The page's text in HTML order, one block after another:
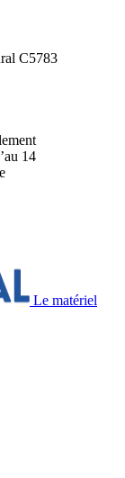
C5783
14
Le matériel